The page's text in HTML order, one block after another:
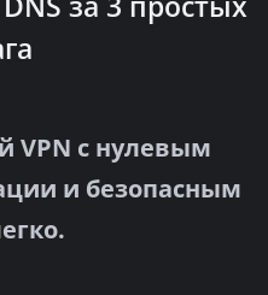
VPN с нулевым
и безопасным